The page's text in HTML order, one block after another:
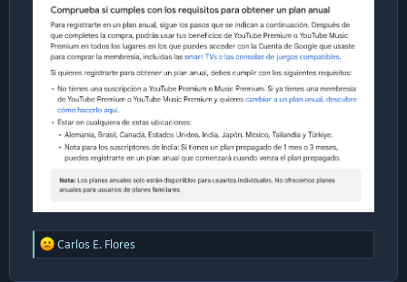
R
e
Carlos E. Flores